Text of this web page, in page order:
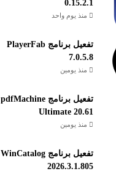
0.15.2.1
منذ يوم واحد
تفعيل برنامج PlayerFab
7.0.5.8
منذ يومين
تفعيل برنامج pdfMachine
Ultimate 20.61
منذ يومين
تفعيل برنامج WinCatalog
2026.3.1.805